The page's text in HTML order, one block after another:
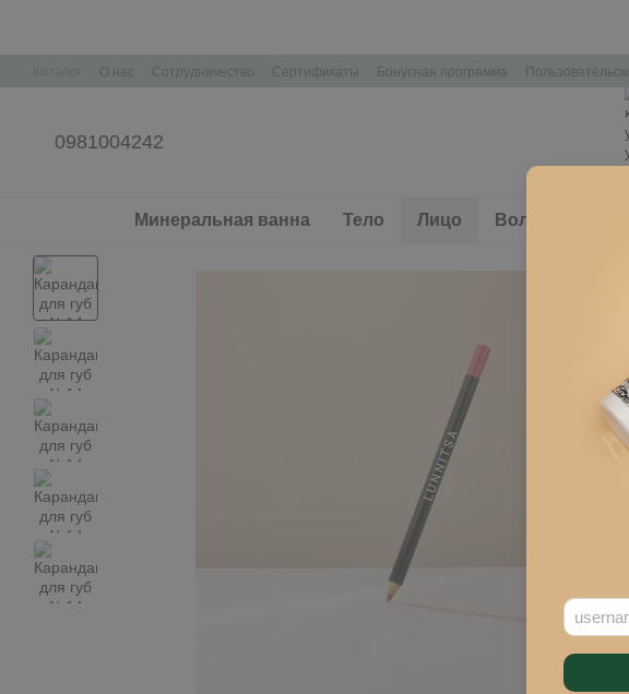
О нас Сотрудничество Сертификаты Бонусная программа
0981004242
Минеральная ванна Тело Лицо Волосы